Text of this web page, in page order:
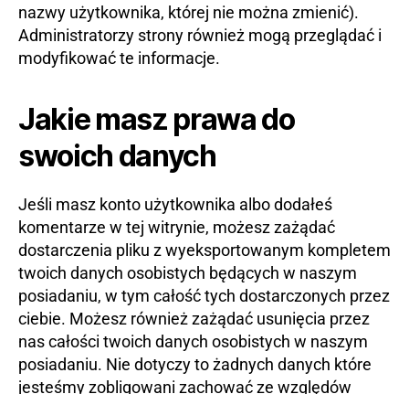
nazwy użytkownika, której nie można zmienić).
Administratorzy strony również mogą przeglądać i
modyfikować te informacje.
Jakie masz prawa do
swoich danych
Jeśli masz konto użytkownika albo dodałeś
komentarze w tej witrynie, możesz zażądać
dostarczenia pliku z wyeksportowanym kompletem
twoich danych osobistych będących w naszym
posiadaniu, w tym całość tych dostarczonych przez
ciebie. Możesz również zażądać usunięcia przez
nas całości twoich danych osobistych w naszym
posiadaniu. Nie dotyczy to żadnych danych które
jesteśmy zobligowani zachować ze względów